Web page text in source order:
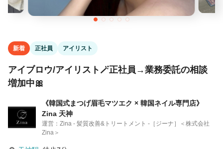
新着 正社員 アイリスト
アイブロウ/アイリスト🪄正社員→業務委託の相談
増加中🎀
《韓国式まつげ眉毛マツエク × 韓国ネイル専門店》
Zina 天神
運営：Zina - 髪質改善&トリートメント -［ジーナ］＜株式会社
Zina＞